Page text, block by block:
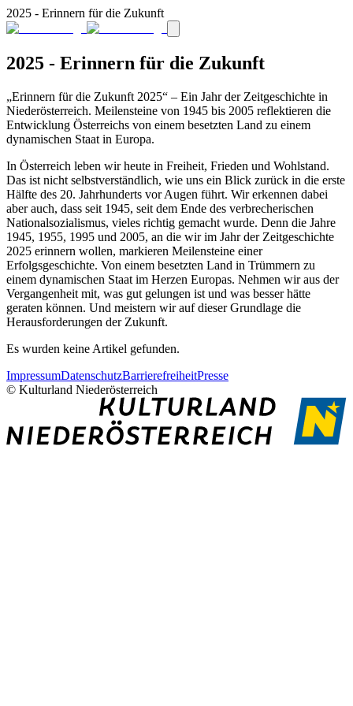
2025 - Erinnern für die Zukunft
2025 - Erinnern für die Zukunft
„Erinnern für die Zukunft 2025“ – Ein Jahr der Zeitgeschichte in
Niederösterreich. Meilensteine von 1945 bis 2005 reflektieren die
Entwicklung Österreichs von einem besetzten Land zu einem
dynamischen Staat in Europa.
In Österreich leben wir heute in Freiheit, Frieden und Wohlstand.
Das ist nicht selbstverständlich, wie uns ein Blick zurück in die erste
Hälfte des 20. Jahrhunderts vor Augen führt. Wir erkennen dabei
aber auch, dass seit 1945, seit dem Ende des verbrecherischen
Nationalsozialismus, vieles richtig gemacht wurde. Denn die Jahre
1945, 1955, 1995 und 2005, an die wir im Jahr der Zeitgeschichte
2025 erinnern wollen, markieren Meilensteine einer
Erfolgsgeschichte. Von einem besetzten Land in Trümmern zu
einem dynamischen Staat im Herzen Europas. Nehmen wir aus der
Vergangenheit mit, was gut gelungen ist und was besser hätte
geraten können. Und meistern wir auf dieser Grundlage die
Herausforderungen der Zukunft.
Es wurden keine Artikel gefunden.
ImpressumDatenschutzBarrierefreiheitPresse
© Kulturland Niederösterreich